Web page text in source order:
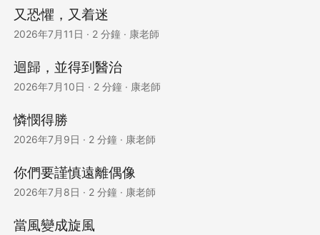
又恐懼，又着迷
2026年7月11日 · 2 分鐘 · 康老師
迴歸，並得到醫治
2026年7月10日 · 2 分鐘 · 康老師
憐憫得勝
2026年7月9日 · 2 分鐘 · 康老師
你們要謹慎遠離偶像
2026年7月8日 · 2 分鐘 · 康老師
當風變成旋風